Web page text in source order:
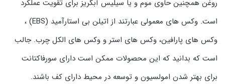
روغن همچنین حاوی موم و یا سیلیس آبگریز برای تقویت عملکرد
است. وکس های معمولی عبارتند از اتیلن بی استارآمید (EBS) ،
وکس های پارافین، وکس های استر و وکس های الکل چرب. جالب
است که بدانید که این محصولات ممکن است دارای سورفاکتانت
برای بهتر شدن امولسیون و توسعه در محیط دارای کف باشند.